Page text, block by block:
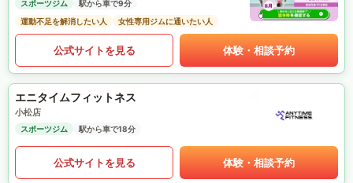
スポーツジム
駅から車で9分
運動不足を解消したい人
女性専用ジムに通いたい人
公式サイトを見る 体験・相談予約
エニタイムフィットネス
小松店
スポーツジム 駅から車で18分
公式サイトを見る 体験・相談予約